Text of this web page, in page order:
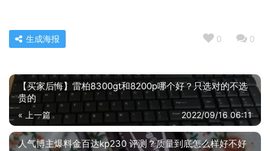
0 0
生成海报
【买家后悔】雷柏8300gt和8200p哪个好？只选对的不选
贵的
« 上一篇 2022/09/16 06:11
人气博主爆料金百达kp230 评测？质量到底怎么样好不好